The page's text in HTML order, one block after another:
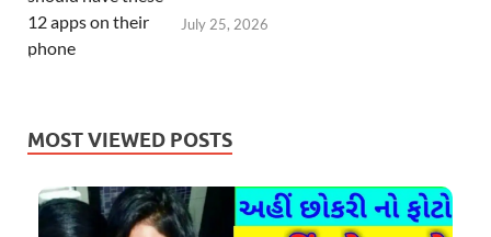
July 25, 2026
MOST VIEWED POSTS